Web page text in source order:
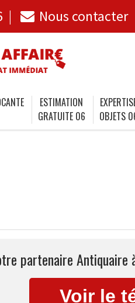
Nous contacter
ESTIMATION
GRATUITE 06
OBJETS
partenaire Antiquaire